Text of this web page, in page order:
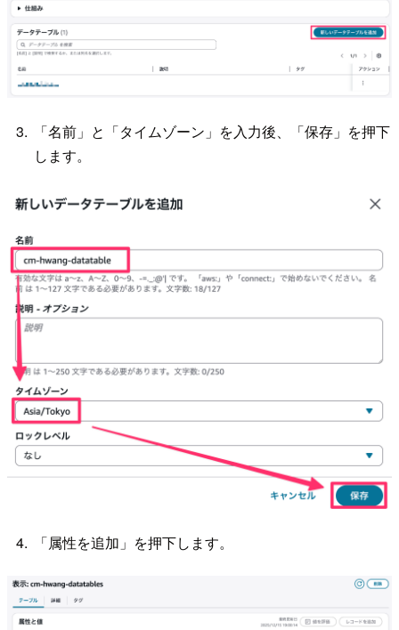
「名前」と「タイムゾーン」を入力後、「保存」を押下
します。
「属性を追加」を押下します。